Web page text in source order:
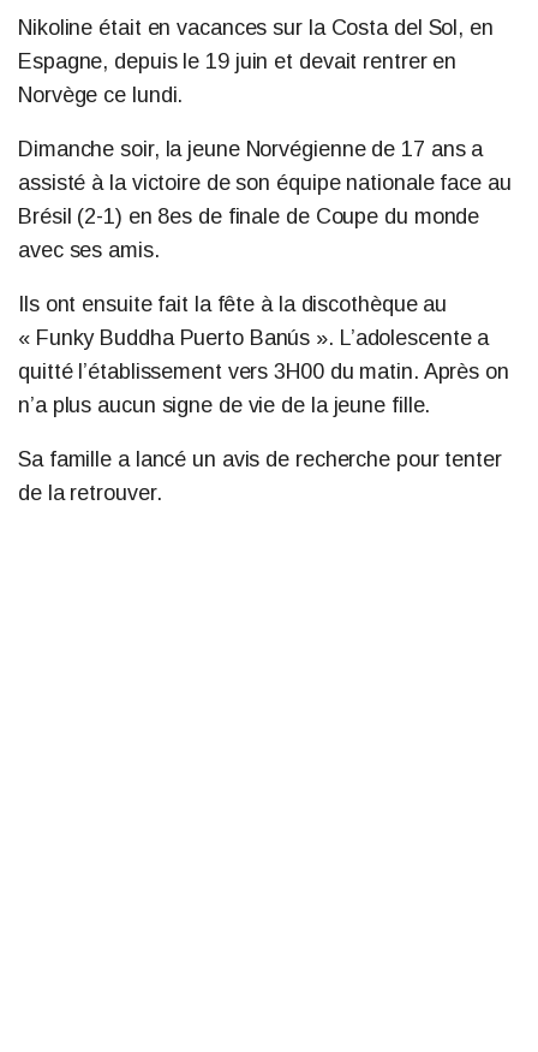
Nikoline était en vacances sur la Costa del Sol, en
Espagne, depuis le 19 juin et devait rentrer en
Norvège ce lundi.
Dimanche soir, la jeune Norvégienne de 17 ans a
assisté à la victoire de son équipe nationale face au
Brésil (2-1) en 8es de finale de Coupe du monde
avec ses amis.
Ils ont ensuite fait la fête à la discothèque au
« Funky Buddha Puerto Banús ». L’adolescente a
quitté l’établissement vers 3H00 du matin. Après on
n’a plus aucun signe de vie de la jeune fille.
Sa famille a lancé un avis de recherche pour tenter
de la retrouver.